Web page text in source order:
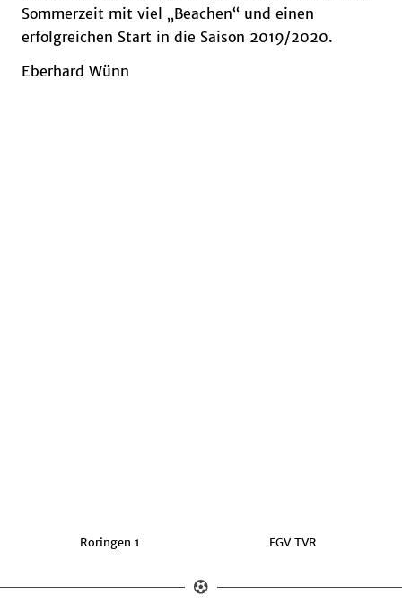
Sommerzeit mit viel „Beachen“ und einen
erfolgreichen Start in die Saison 2019/2020.
Eberhard Wünn
Roringen 1 FGV TVR